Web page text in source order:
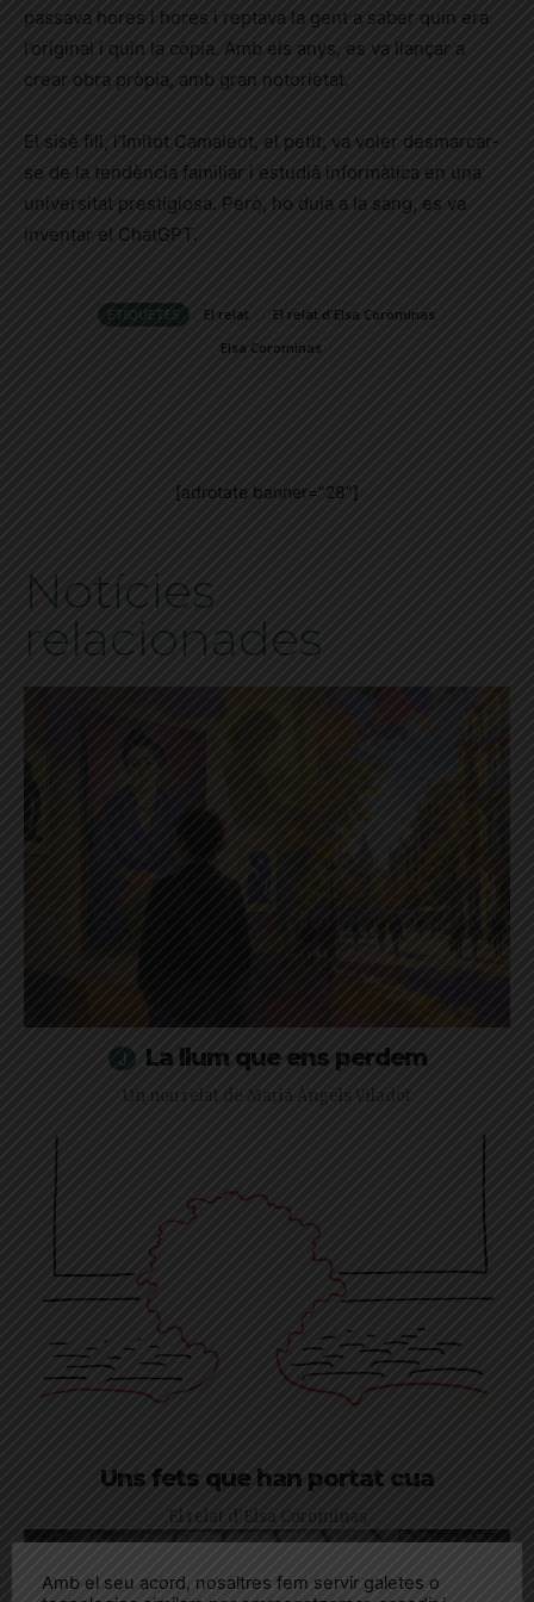
passava hores i hores i reptava la gent a saber quin era
l’original i quin la còpia. Amb els anys, es va llançar a
crear obra pròpia, amb gran notorietat.
El sisè fill, l’Imitot Camaleot, el petit, va voler desmarcar-
se de la tendència familiar i estudià informàtica en una
universitat prestigiosa. Però, ho duia a la sang, es va
inventar el ChatGPT.
ETIQUETES El relat
El relat d'Elsa Corominas
Elsa Corominas
[adrotate banner="28"]
Notícies
relacionades
La llum que ens perdem
Un nou relat de Maria Àngels Viladot
Uns fets que han portat cua
El relat d'Elsa Corominas
Amb el seu acord, nosaltres fem servir galetes o